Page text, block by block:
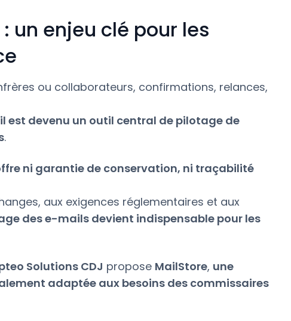
un enjeu clé pour les
ou collaborateurs, confirmations, relances,
est devenu un outil central de pilotage de
.
ni garantie de conservation, ni traçabilité
aux exigences réglementaires et aux
des e-mails devient indispensable pour les
Solutions CDJ propose MailStore, une
adaptée aux besoins des commissaires